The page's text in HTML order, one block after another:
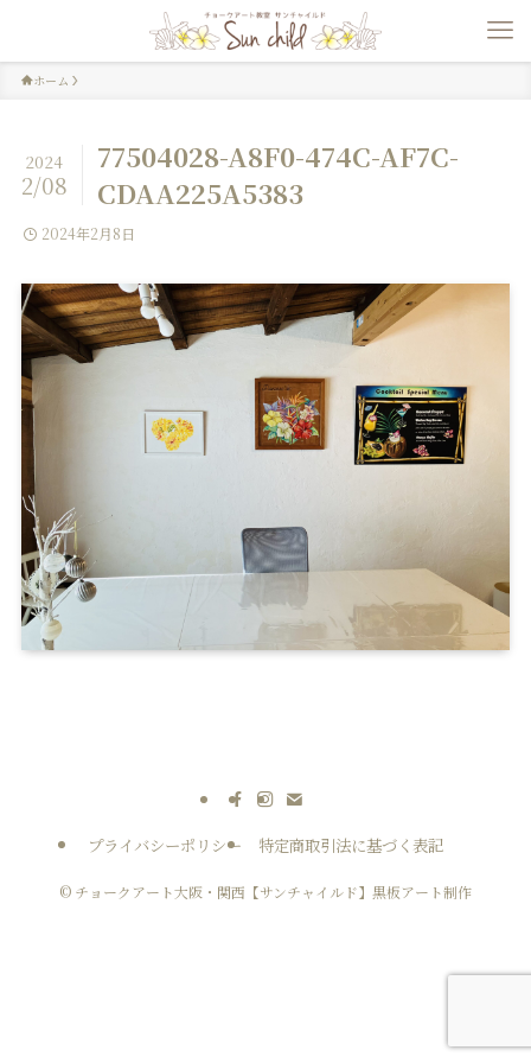
ホーム
77504028-A8F0-474C-AF7C-
CDAA225A5383
2024
2/08
2024年2月8日
プライバシーポリシー 特定商取引法に基づく表記
© チョークアート大阪・関西【サンチャイルド】黒板アート制作